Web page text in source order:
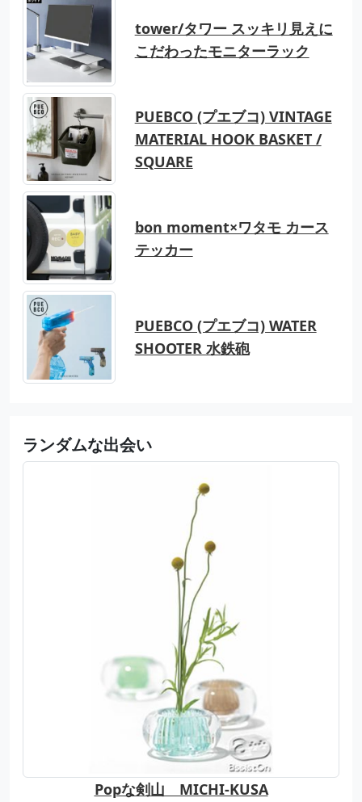
tower/タワー スッキリ見えに
こだわったモニターラック
PUEBCO (プエブコ) VINTAGE
MATERIAL HOOK BASKET /
SQUARE
bon moment×ワタモ カース
テッカー
PUEBCO (プエブコ) WATER
SHOOTER 水鉄砲
ランダムな出会い
Popな剣山 MICHI-KUSA